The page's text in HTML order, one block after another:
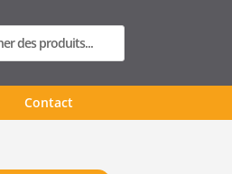
Contact